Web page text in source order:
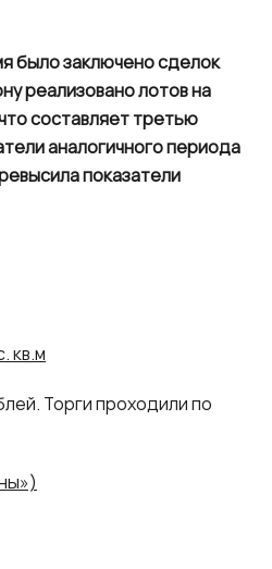
было заключено сделок
реализовано лотов на
составляет третью
аналогичного периода
показатели
кв.м
Торги проходили по